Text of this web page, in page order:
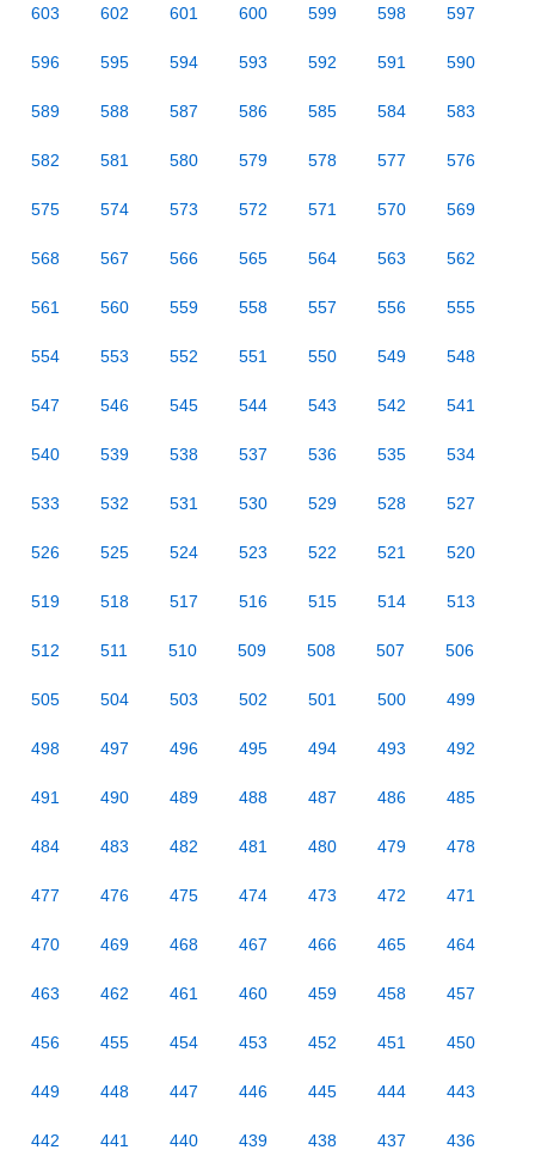
603 602 601 600 599 598 597
596 595 594 593 592 591 590
589 588 587 586 585 584 583
582 581 580 579 578 577 576
575 574 573 572 571 570 569
568 567 566 565 564 563 562
561 560 559 558 557 556 555
554 553 552 551 550 549 548
547 546 545 544 543 542 541
540 539 538 537 536 535 534
533 532 531 530 529 528 527
526 525 524 523 522 521 520
519 518 517 516 515 514 513
512 511 510 509 508 507 506
505 504 503 502 501 500 499
498 497 496 495 494 493 492
491 490 489 488 487 486 485
484 483 482 481 480 479 478
477 476 475 474 473 472 471
470 469 468 467 466 465 464
463 462 461 460 459 458 457
456 455 454 453 452 451 450
449 448 447 446 445 444 443
442 441 440 439 438 437 436